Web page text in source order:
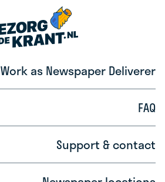
Work as Newspaper Deliverer
FAQ
Support & contact